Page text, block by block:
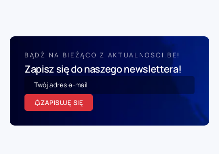
BĄDŹ NA BIEŻĄCO Z AKTUALNOSCI.BE!
Zapisz się do naszego newslettera!
ZAPISUJĘ SIĘ